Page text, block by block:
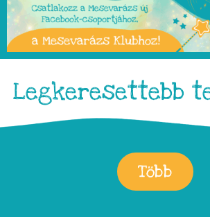
Legkeresettebb
Több